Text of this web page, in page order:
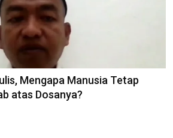
Mengapa Manusia Tetap
atas Dosanya?